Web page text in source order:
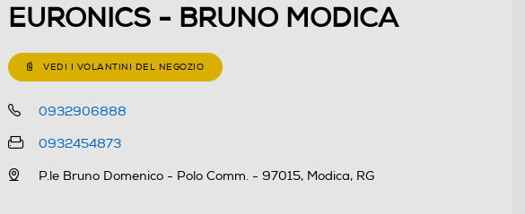
EURONICS - BRUNO MODICA
VEDI I VOLANTINI DEL NEGOZIO
0932906888
0932454873
P.le Bruno Domenico - Polo Comm. - 97015, Modica, RG